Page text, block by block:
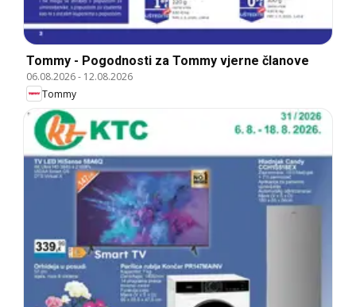
Tommy - Pogodnosti za Tommy vjerne članove
06.08.2026- 12.08.2026
Tommy